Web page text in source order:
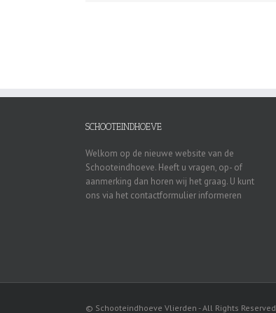
SCHOOTEINDHOEVE
Welkom op de nieuwe website van de
Schooteindhoeve. Heeft u vragen, op- of
aanmerking dan horen wij het graag. U kunt
ons via het contactformulier informeren
© Schooteindhoeve Vlierden - All Rights Reserved